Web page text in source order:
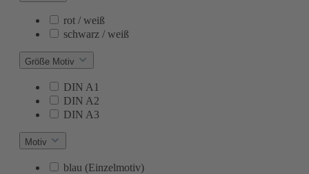
rot / weiß
schwarz / weiß
Größe Motiv
DIN A1
DIN A2
DIN A3
Motiv
blau (Einzelmotiv)